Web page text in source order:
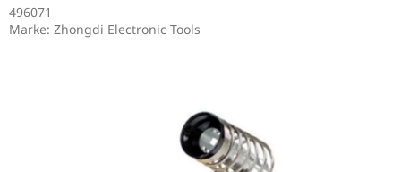
496071
Marke: Zhongdi Electronic Tools